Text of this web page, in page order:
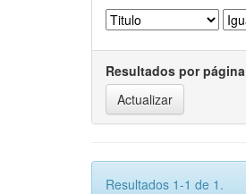
Resultados por página
Resultados 1-1 de 1.